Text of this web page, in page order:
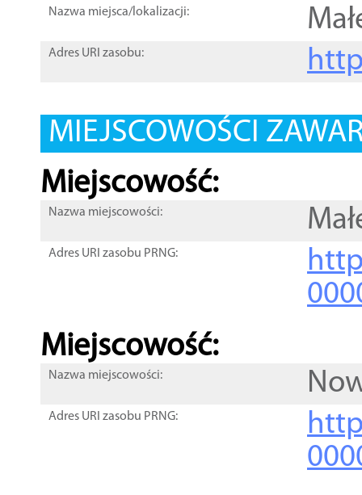
Nazwa miejsca/lokalizacji:
Adres URI zasobu:
MIEJSCOWOŚCI
Miejscowość:
Nazwa miejscowości:
Adres URI zasobu PRNG:
Miejscowość:
Nazwa miejscowości:
Adres URI zasobu PRNG: